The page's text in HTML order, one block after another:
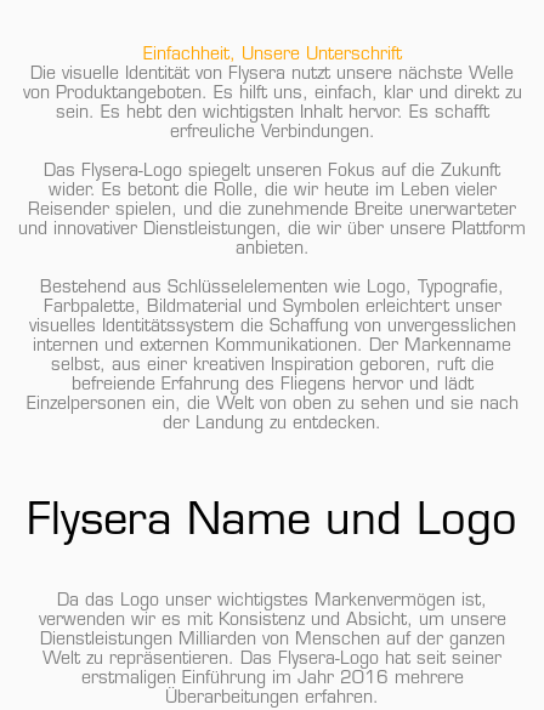
Einfachheit, Unsere Unterschrift
Die visuelle Identität von Flysera nutzt unsere nächste Welle
von Produktangeboten. Es hilft uns, einfach, klar und direkt zu
sein. Es hebt den wichtigsten Inhalt hervor. Es schafft
erfreuliche Verbindungen.
Das Flysera-Logo spiegelt unseren Fokus auf die Zukunft
wider. Es betont die Rolle, die wir heute im Leben vieler
Reisender spielen, und die zunehmende Breite unerwarteter
und innovativer Dienstleistungen, die wir über unsere Plattform
anbieten.
Bestehend aus Schlüsselelementen wie Logo, Typografie,
Farbpalette, Bildmaterial und Symbolen erleichtert unser
visuelles Identitätssystem die Schaffung von unvergesslichen
internen und externen Kommunikationen. Der Markenname
selbst, aus einer kreativen Inspiration geboren, ruft die
befreiende Erfahrung des Fliegens hervor und lädt
Einzelpersonen ein, die Welt von oben zu sehen und sie nach
der Landung zu entdecken.
Flysera Name und Logo
Da das Logo unser wichtigstes Markenvermögen ist,
verwenden wir es mit Konsistenz und Absicht, um unsere
Dienstleistungen Milliarden von Menschen auf der ganzen
Welt zu repräsentieren. Das Flysera-Logo hat seit seiner
erstmaligen Einführung im Jahr 2016 mehrere
Überarbeitungen erfahren.